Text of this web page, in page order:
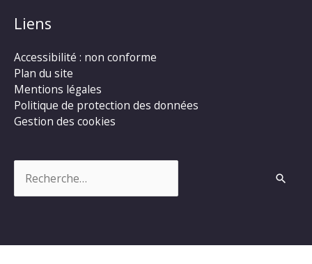
Liens
Accessibilité : non conforme
Plan du site
Mentions légales
Politique de protection des données
Gestion des cookies